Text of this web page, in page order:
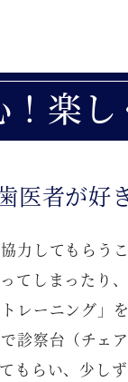
楽
医者が好
力してもらう
てしまったり
レーニング」を
診察台（チェ
もらい、少し